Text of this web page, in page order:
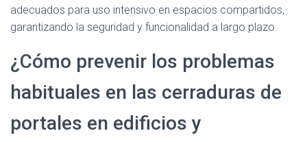
adecuados para uso intensivo en espacios compartidos,
garantizando la seguridad y funcionalidad a largo plazo.
¿Cómo prevenir los problemas
habituales en las cerraduras de
portales en edificios y